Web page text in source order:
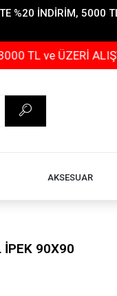
%20 İNDİRİM, 5000
ÜZERİ
AKSESUAR
90X90